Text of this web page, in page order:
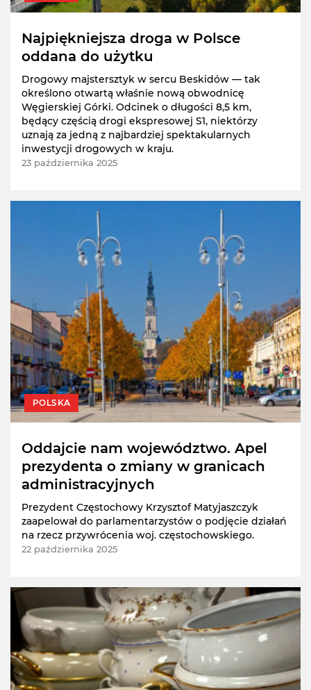
Najpiękniejsza droga w Polsce
oddana do użytku
Drogowy majstersztyk w sercu Beskidów — tak
określono otwartą właśnie nową obwodnicę
Węgierskiej Górki. Odcinek o długości 8,5 km,
będący częścią drogi ekspresowej S1, niektórzy
uznają za jedną z najbardziej spektakularnych
inwestycji drogowych w kraju.
23 października 2025
POLSKA
Oddajcie nam województwo. Apel
prezydenta o zmiany w granicach
administracyjnych
Prezydent Częstochowy Krzysztof Matyjaszczyk
zaapelował do parlamentarzystów o podjęcie działań
na rzecz przywrócenia woj. częstochowskiego.
22 października 2025